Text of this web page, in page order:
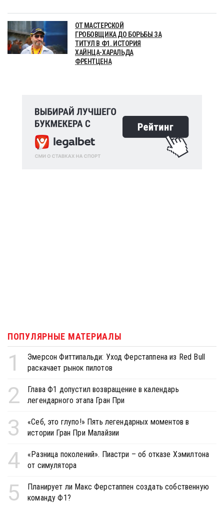
ОТ МАСТЕРСКОЙ
ГРОБОВЩИКА ДО БОРЬБЫ ЗА
ТИТУЛ В Ф1. ИСТОРИЯ
ХАЙНЦА-ХАРАЛЬДА
ФРЕНТЦЕНА
ПОПУЛЯРНЫЕ МАТЕРИАЛЫ
1
Эмерсон Фиттипальди: Уход Ферстаппена из Red Bull
раскачает рынок пилотов
2
Глава Ф1 допустил возвращение в календарь
легендарного этапа Гран При
3
«Себ, это глупо!» Пять легендарных моментов в
истории Гран При Малайзии
4
«Разница поколений». Пиастри – об отказе Хэмилтона
от симулятора
5
Планирует ли Макс Ферстаппен создать собственную
команду Ф1?